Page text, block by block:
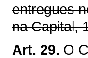
entregues
na Capital,
Art. 29. O